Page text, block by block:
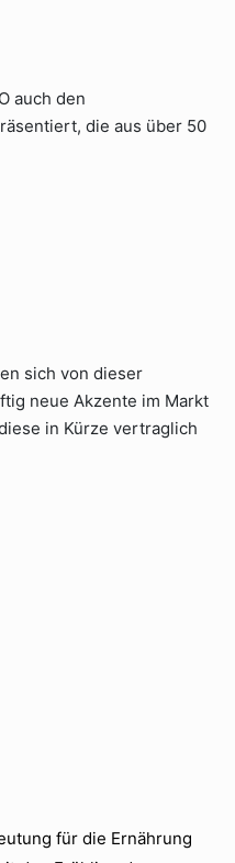
auch den
die aus über 50
sich von dieser
neue Akzente im Markt
in Kürze vertraglich
für die Ernährung